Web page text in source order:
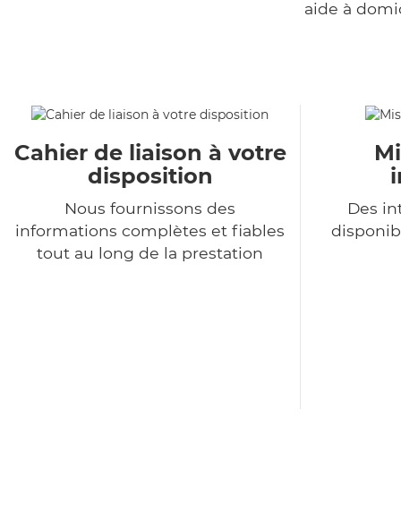
aide à
Cahier de liaison à votre
disposition
Nous fournissons des
informations complètes et fiables
tout au long de la prestation
Des